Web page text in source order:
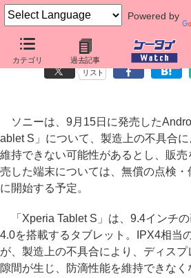
Powered by
カテゴリ 過去記事
ソニーのXperia Tablet S、製造上の不具合
リスト
ソニーは、9月15日に発売した
ablet S」について、製造上の不具合
維持できない可能性があるとし、販
売した端末については、無償の点検
に開始する予定。
「Xperia Tablet S」は、9.4インチの
4.0を搭載するタブレット。IPX4相当
が、製造上の不具合により、ディス
隙間が生じ、防滴性能を維持できな